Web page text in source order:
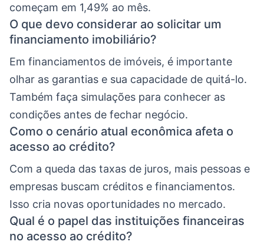
começam em 1,49% ao mês.
O que devo considerar ao solicitar um
financiamento imobiliário?
Em financiamentos de imóveis, é importante
olhar as garantias e sua capacidade de quitá-lo.
Também faça simulações para conhecer as
condições antes de fechar negócio.
Como o cenário atual econômica afeta o
acesso ao crédito?
Com a queda das taxas de juros, mais pessoas e
empresas buscam créditos e financiamentos.
Isso cria novas oportunidades no mercado.
Qual é o papel das instituições financeiras
no acesso ao crédito?